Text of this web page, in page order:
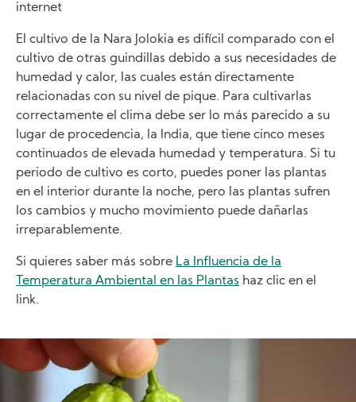
internet
El cultivo de la Nara Jolokia es difícil comparado con el
cultivo de otras guindillas debido a sus necesidades de
humedad y calor, las cuales están directamente
relacionadas con su nivel de pique. Para cultivarlas
correctamente el clima debe ser lo más parecido a su
lugar de procedencia, la India, que tiene cinco meses
continuados de elevada humedad y temperatura. Si tu
periodo de cultivo es corto, puedes poner las plantas
en el interior durante la noche, pero las plantas sufren
los cambios y mucho movimiento puede dañarlas
irreparablemente.
Si quieres saber más sobre La Influencia de la
Temperatura Ambiental en las Plantas haz clic en el
link.
Image